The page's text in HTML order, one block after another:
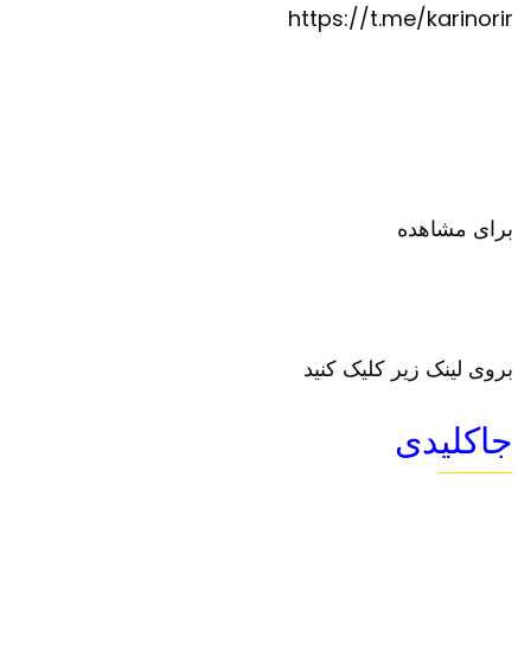
https://t.me/karinorir
برای مشاهده
بروی لینک زیر کلیک کنید
جاکلیدی